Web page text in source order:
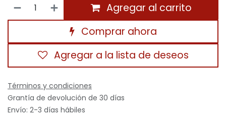
Agregar al carrito
Comprar ahora
Agregar a la lista de deseos
Términos y condiciones
Grantía de devolución de 30 días
Envío: 2-3 días hábiles